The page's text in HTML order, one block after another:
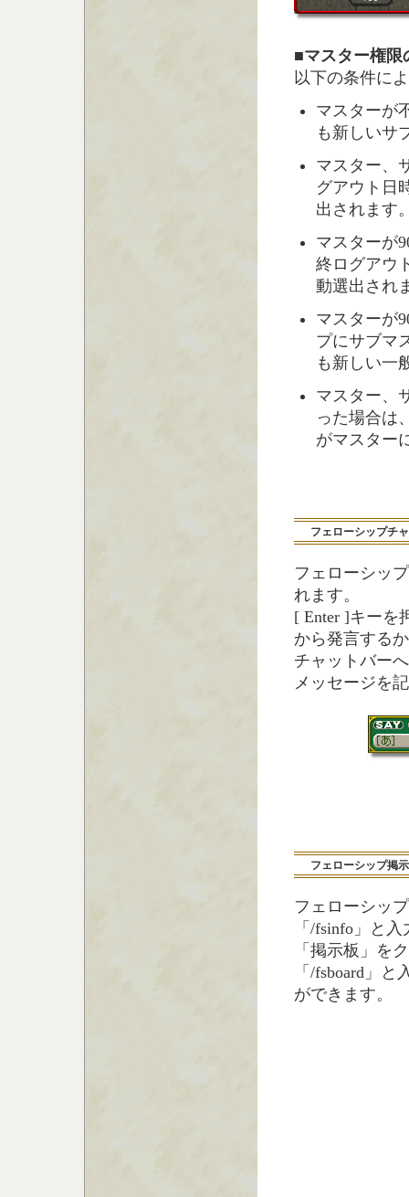
■マスター権限
以下の条件に
マスターが
も新しいサ
マスター、
グアウト日
出されます
マスターが
終ログアウ
動選出され
マスターが
プにサブマ
も新しい一
マスター、
った場合は
がマスター
フェローシップチ
フェローシッ
れます。
[ Enter ]キーを
から発言するか
チャットバー
メッセージを
フェローシップ掲
フェローシッ
「/fsinfo」と
「掲示板」を
「/fsboard」
ができます。